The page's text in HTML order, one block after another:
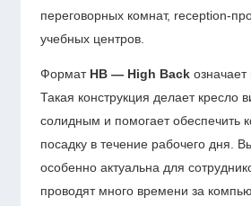
переговорных комнат, reception-
учебных центров.
Формат HB — High Back означает
Такая конструкция делает кресло
солидным и помогает обеспечить
посадку в течение рабочего дня.
особенно актуальна для
проводят много времени за